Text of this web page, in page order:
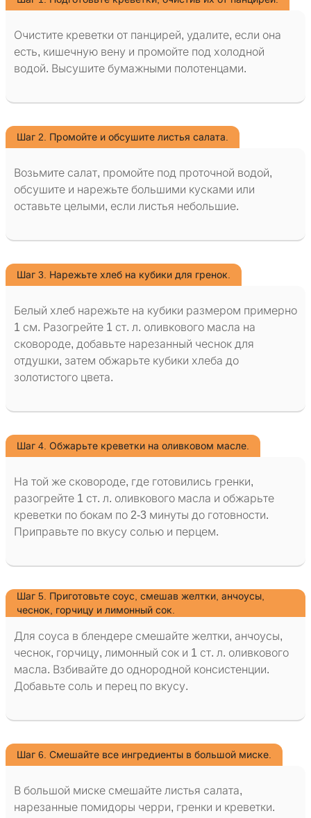
Очистите креветки от панцирей, удалите, если она
есть, кишечную вену и промойте под холодной
водой. Высушите бумажными полотенцами.
Шаг 2. Промойте и обсушите листья салата.
Возьмите салат, промойте под проточной водой,
обсушите и нарежьте большими кусками или
оставьте целыми, если листья небольшие.
Шаг 3. Нарежьте хлеб на кубики для гренок.
Белый хлеб нарежьте на кубики размером примерно
1 см. Разогрейте 1 ст. л. оливкового масла на
сковороде, добавьте нарезанный чеснок для
отдушки, затем обжарьте кубики хлеба до
золотистого цвета.
Шаг 4. Обжарьте креветки на оливковом масле.
На той же сковороде, где готовились гренки,
разогрейте 1 ст. л. оливкового масла и обжарьте
креветки по бокам по 2-3 минуты до готовности.
Приправьте по вкусу солью и перцем.
Шаг 5. Приготовьте соус, смешав желтки, анчоусы,
чеснок, горчицу и лимонный сок.
Для соуса в блендере смешайте желтки, анчоусы,
чеснок, горчицу, лимонный сок и 1 ст. л. оливкового
масла. Взбивайте до однородной консистенции.
Добавьте соль и перец по вкусу.
Шаг 6. Смешайте все ингредиенты в большой миске.
В большой миске смешайте листья салата,
нарезанные помидоры черри, гренки и креветки.